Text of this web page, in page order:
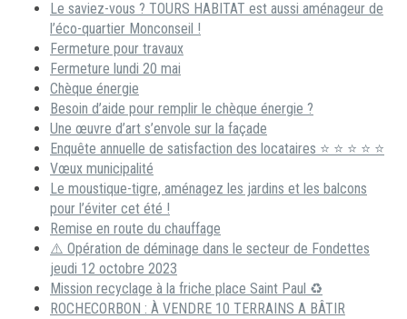
Le saviez-vous ? TOURS HABITAT est aussi aménageur de
l’éco-quartier Monconseil !
Fermeture pour travaux
Fermeture lundi 20 mai
Chèque énergie
Besoin d’aide pour remplir le chèque énergie ?
Une œuvre d’art s’envole sur la façade
Enquête annuelle de satisfaction des locataires ⭐ ⭐ ⭐ ⭐ ⭐
Vœux municipalité
Le moustique-tigre, aménagez les jardins et les balcons
pour l’éviter cet été !
Remise en route du chauffage
⚠️ Opération de déminage dans le secteur de Fondettes
jeudi 12 octobre 2023
Mission recyclage à la friche place Saint Paul ♻️
ROCHECORBON : À VENDRE 10 TERRAINS A BÂTIR